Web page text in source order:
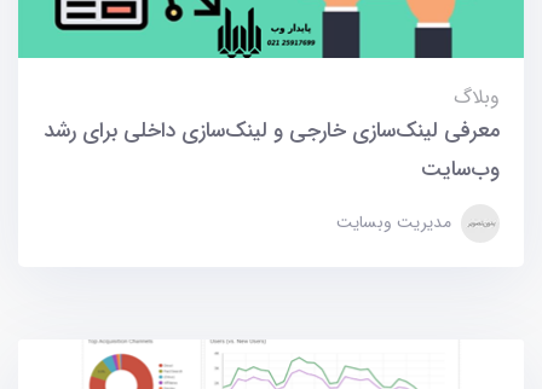
وبلاگ
معرفی لینک‌سازی خارجی و لینک‌سازی داخلی برای رشد
وب‌سایت
مدیریت وبسایت